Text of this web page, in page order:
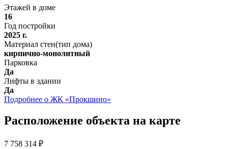
Этажей в доме
16
Год постройки
2025 г.
Материал стен(тип дома)
кирпично-монолитный
Парковка
Да
Лифты в здании
Да
Подробнее о ЖК «Прокшино»
Расположение объекта на карте
7 758 314 ₽